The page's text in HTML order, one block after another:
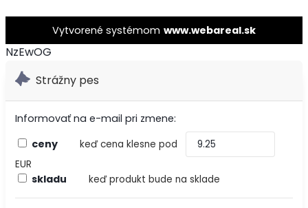
Vytvorené systémom www.webareal.sk
NzEwOG
Strážny pes
Informovať na e-mail pri zmene:
ceny
keď cena klesne pod
EUR
skladu keď produkt bude na sklade